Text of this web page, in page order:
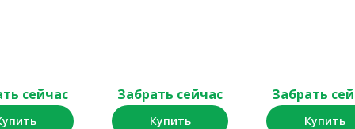
сейчас Забрать сейчас
Купить
Забрать
Купить